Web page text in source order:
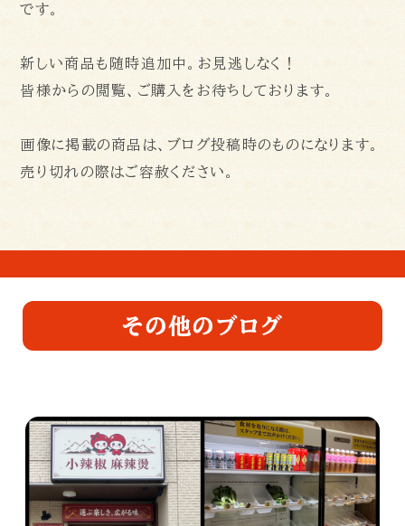
です。
新しい商品も随時追加中。お見逃しなく！
皆様からの閲覧、ご購入をお待ちしております。
画像に掲載の商品は、ブログ投稿時のものになります。
売り切れの際はご容赦ください。
その他のブログ